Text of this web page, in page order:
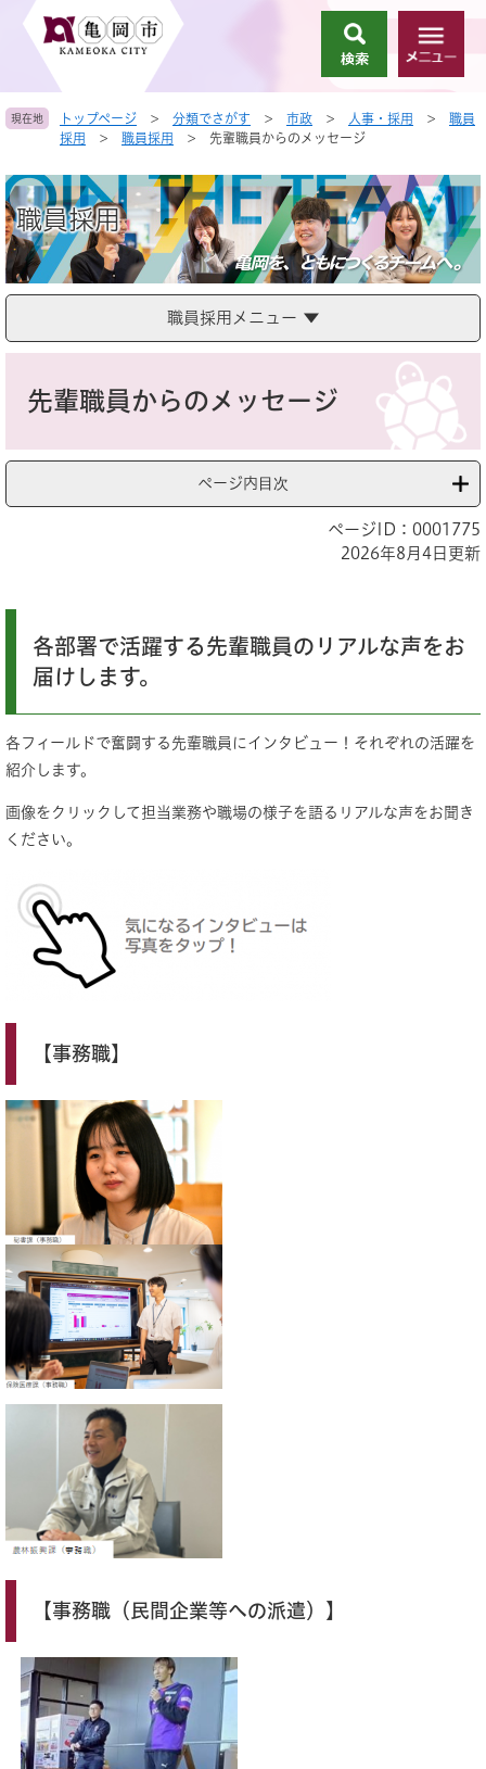
頭
。
飛
て
本
文
へ
索
メ
ニ
ー
現在地 トップページ > 分類でさがす > 市政 > 人事・採用 >
職員
採用
> 職員採用 > 先輩職員からのメッセージ
職員採用
職員採用メニュー
先輩職員からのメッセージ
ページ内目次
ページID：0001775
2026年8月4日更新
各部署で活躍する先輩職員のリアルな声をお
届けします。
各フィールドで奮闘する先輩職員にインタビュー！それぞれの活躍を
紹介します。
画像をクリックして担当業務や職場の様子を語るリアルな声をお聞き
ください。
【事務職】
【事務職（民間企業等への派遣）】